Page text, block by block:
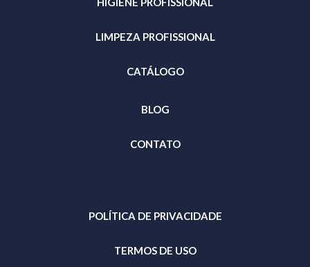
LIMPEZA PROFISSIONAL
CATÁLOGO
BLOG
CONTATO
POLÍTICA DE PRIVACIDADE
TERMOS DE USO